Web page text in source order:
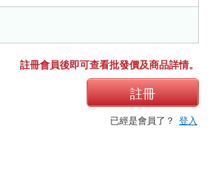
註冊會員後即可查看批發價及商品詳情。
註冊
已經是會員了？ 登入